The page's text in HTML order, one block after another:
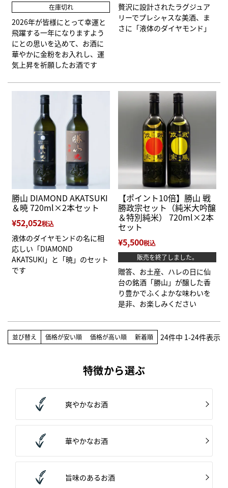
在庫切れ
2026年が皆様にとって幸運と
飛躍する一年になりますよう
にとの思いを込めて、お酒に
華やかに金粉をお入れし、運
気上昇を祈願したお酒です
贅沢に設計されたラグジュア
リーでプレシャスな美酒、ま
さに「液体のダイヤモンド」
勝山 DIAMOND AKATSUKI
＆暁 720ml×2本セット
¥52,052税込
液体のダイヤモンドの名に相
応しい「DIAMOND
AKATSUKI」と「暁」のセット
です
【ポイント10倍】勝山 戦
勝政宗セット（純米大吟醸
＆特別純米） 720ml×2本
セット
¥5,500税込
販売を終了しました。
贈答、お土産、ハレの日に仙
台の銘酒「勝山」が醸した香
り豊かでふくよかな味わいを
是非、お楽しみください
並び替え 価格が安い順 価格が高い順 新着順 24件中 1-24件表示
特徴から選ぶ
爽やかなお酒
華やかなお酒
旨味のあるお酒